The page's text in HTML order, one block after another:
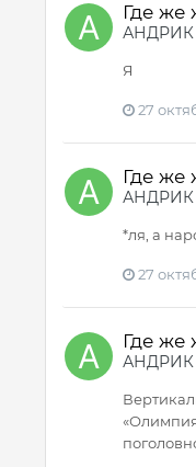
Где же
АНДРИК
Я
27
Где же
АНДРИК
*ля, а
27
Где же
АНДРИК